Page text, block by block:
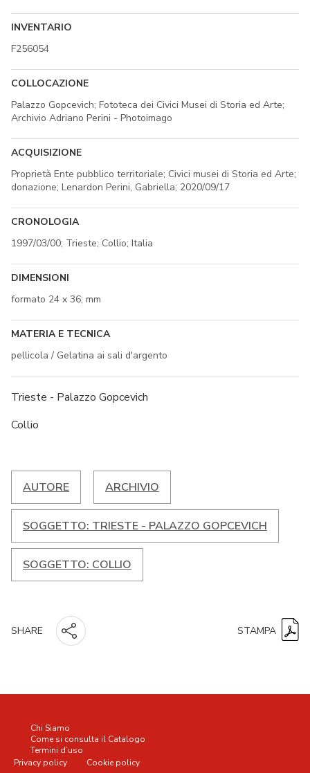
INVENTARIO
F256054
COLLOCAZIONE
Palazzo Gopcevich; Fototeca dei Civici Musei di Storia ed Arte;
Archivio Adriano Perini - Photoimago
ACQUISIZIONE
Proprietà Ente pubblico territoriale; Civici musei di Storia ed Arte;
donazione; Lenardon Perini, Gabriella; 2020/09/17
CRONOLOGIA
1997/03/00; Trieste; Collio; Italia
DIMENSIONI
formato 24 x 36; mm
MATERIA E TECNICA
pellicola / Gelatina ai sali d'argento
Trieste - Palazzo Gopcevich
Collio
AUTORE ARCHIVIO
SOGGETTO: TRIESTE - PALAZZO GOPCEVICH
SOGGETTO: COLLIO
SHARE STAMPA
Chi Siamo
Come si consulta il Catalogo
Termini d’uso
Privacy policy
Cookie policy